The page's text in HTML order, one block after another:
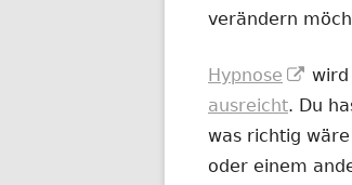
verändern
Hypnose
In
wird
ausreicht. Du
was richtig
oder einem